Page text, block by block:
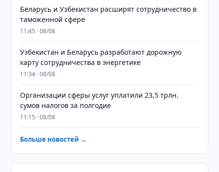
Беларусь и Узбекистан расширят сотрудничество в
таможенной сфере
11:45 · 08/08
Узбекистан и Беларусь разработают дорожную
карту сотрудничества в энергетике
11:34 · 08/08
Организации сферы услуг уплатили 23,5 трлн.
сумов налогов за полгодие
11:15 · 08/08
Больше новостей →